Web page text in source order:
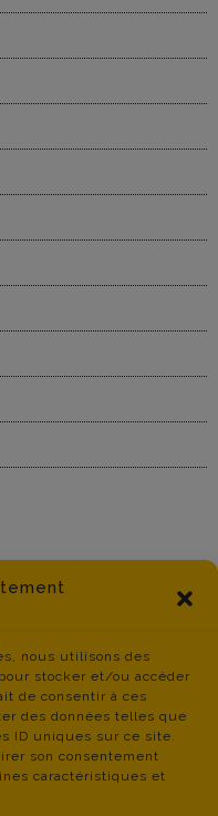
nous utilisons des
stocker et/ou accéder
de consentir à ces
des données telles que
ID uniques sur ce site.
son consentement
caractéristiques et